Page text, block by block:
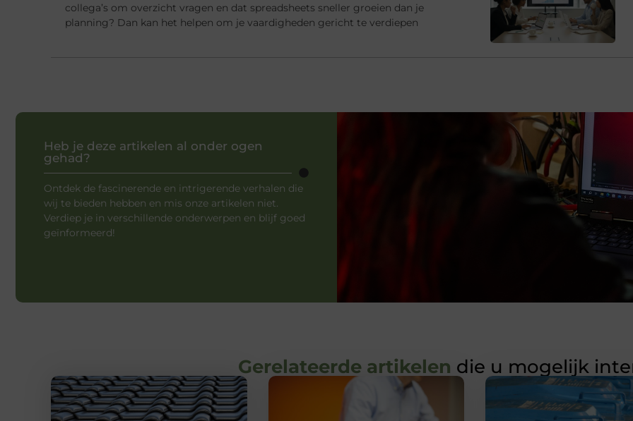
collega’s om overzicht vragen en dat spreadsheets sneller groeien dan je
planning? Dan kan het helpen om je vaardigheden gericht te verdiepen
Heb je deze artikelen al onder ogen
gehad?
Ontdek de fascinerende en intrigerende verhalen die
wij te bieden hebben en mis onze artikelen niet.
Verdiep je in verschillende onderwerpen en blijf goed
geïnformeerd!
Gerelateerde artikelen die u mogelijk